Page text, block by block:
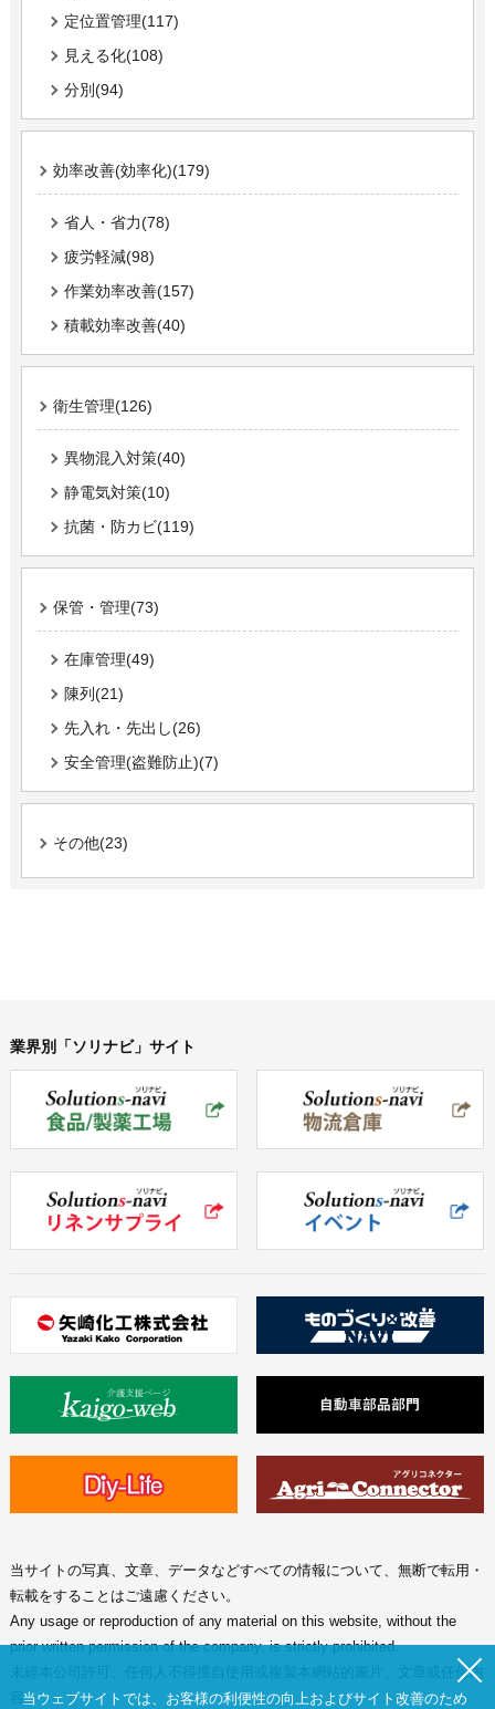
定位置管理(117)
見える化(108)
分別(94)
効率改善(効率化)(179)
省人・省力(78)
疲労軽減(98)
作業効率改善(157)
積載効率改善(40)
衛生管理(126)
異物混入対策(40)
静電気対策(10)
抗菌・防カビ(119)
保管・管理(73)
在庫管理(49)
陳列(21)
先入れ・先出し(26)
安全管理(盗難防止)(7)
その他(23)
業界別「ソリナビ」サイト
当サイトの写真、文章、データなどすべての情報について、無断で転用・
転載をすることはご遠慮ください。
Any usage or reproduction of any material on this website, without the
prior written permission of the company, is strictly prohibited.
未經本公司許可、任何人不得擅自使用或複製本網站的圖片、文章或任何内
容。
当ウェブサイトでは、お客様の利便性の向上およびサイト改善のため